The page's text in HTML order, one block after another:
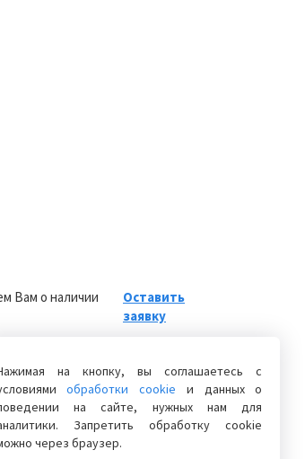
Вам о наличии
Оставить
заявку
(846) 228-76-46
(846) 300-44-04
обратный звонок
на кнопку, вы соглашаетесь с
обработки cookie и данных о
на сайте, нужных нам для
Запретить обработку cookie
через браузер.